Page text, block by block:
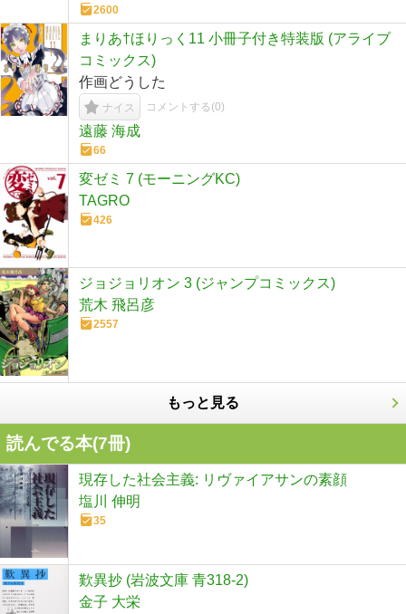
2600
まりあ†ほりっく11 小冊子付き特装版 (アライブ
コミックス)
作画どうした
ナイス コメントする(0)
遠藤 海成
66
変ゼミ 7 (モーニングKC)
TAGRO
426
ジョジョリオン 3 (ジャンプコミックス)
荒木 飛呂彦
2557
もっと見る
読んでる本(7冊)
現存した社会主義: リヴァイアサンの素顔
塩川 伸明
35
歎異抄 (岩波文庫 青318-2)
金子 大栄